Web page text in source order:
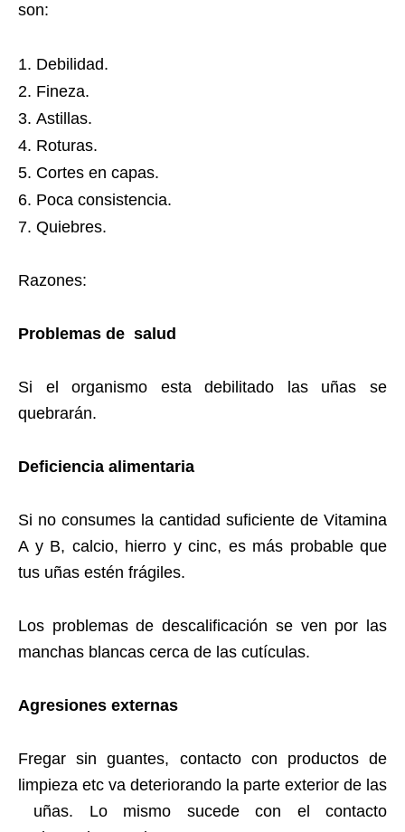
son:
Debilidad.
Fineza.
Astillas.
Roturas.
Cortes en capas.
Poca consistencia.
Quiebres.
Razones:
Problemas de salud
Si el organismo esta debilitado las uñas se
quebrarán.
Deficiencia alimentaria
Si no consumes la cantidad suficiente de Vitamina
A y B, calcio, hierro y cinc, es más probable que
tus uñas estén frágiles.
Los problemas de descalificación se ven por las
manchas blancas cerca de las cutículas.
Agresiones externas
Fregar sin guantes, contacto con productos de
limpieza etc va deteriorando la parte exterior de las
uñas. Lo mismo sucede con el contacto